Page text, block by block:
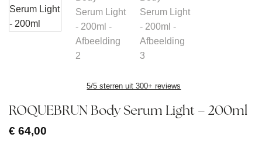
5/5 sterren uit 300+ reviews
ROQUEBRUN Body Serum Light – 200ml
€ 64,00